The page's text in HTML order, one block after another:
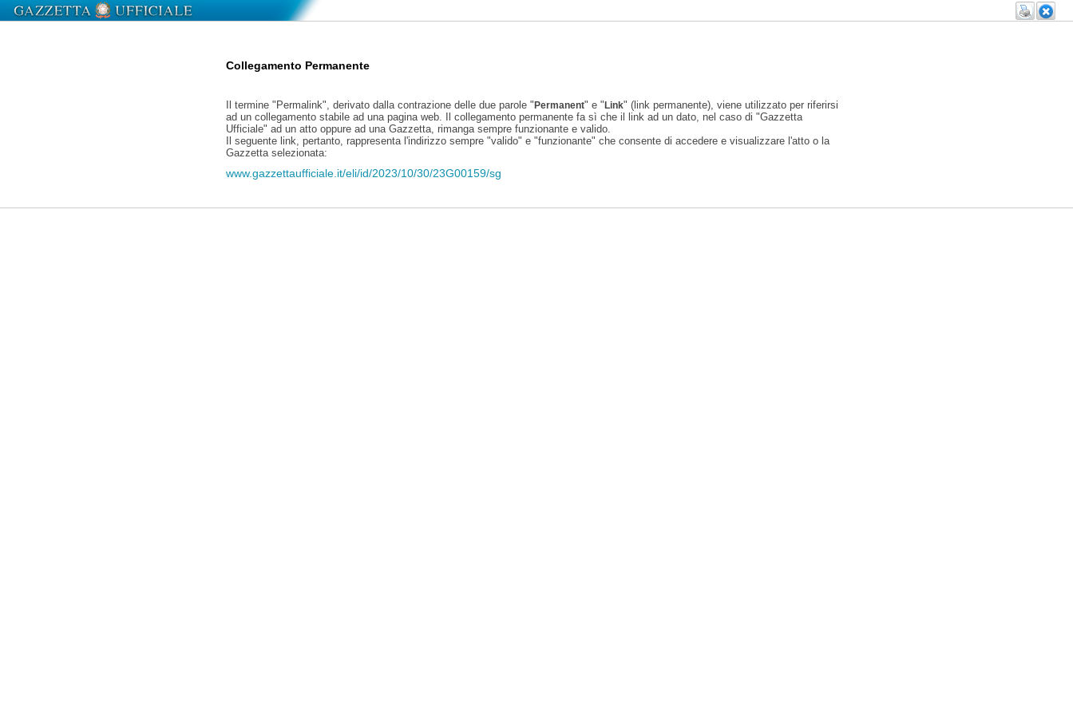
Collegamento Permanente
Il termine "Permalink", derivato dalla contrazione delle due parole "Permanent" e "Link" (link permanente), viene utilizzato per riferirsi
ad un collegamento stabile ad una pagina web. Il collegamento permanente fa sì che il link ad un dato, nel caso di "Gazzetta
Ufficiale" ad un atto oppure ad una Gazzetta, rimanga sempre funzionante e valido.
Il seguente link, pertanto, rappresenta l'indirizzo sempre "valido" e "funzionante" che consente di accedere e visualizzare l'atto o la
Gazzetta selezionata:
www.gazzettaufficiale.it/eli/id/2023/10/30/23G00159/sg